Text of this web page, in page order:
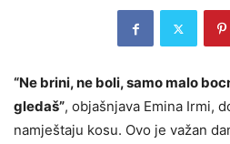
“Ne brini, ne boli, samo malo
gledaš”, objašnjava Emina Irmi,
namještaju kosu. Ovo je važan